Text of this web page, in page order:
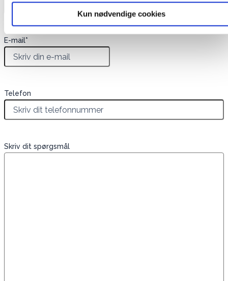
Kun nødvendige cookies
E-mail*
Telefon
Skriv dit spørgsmål